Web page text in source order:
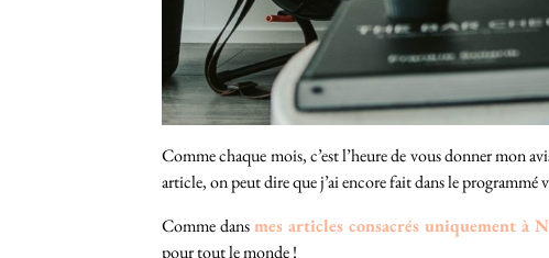
Comme chaque mois, c’est l’heure de vous donner mon
article, on peut dire que j’ai encore fait dans le
Comme dansmes articles consacrés uniquement à
pour tout le monde !